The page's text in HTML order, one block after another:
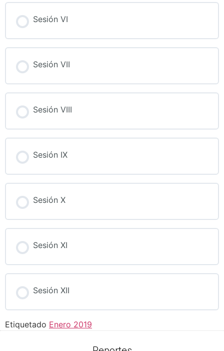
Sesión VI
Sesión VII
Sesión VIII
Sesión IX
Sesión X
Sesión XI
Sesión XII
Etiquetado Enero 2019